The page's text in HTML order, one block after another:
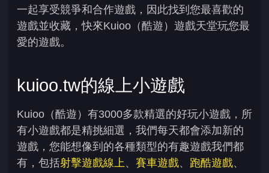
一起享受競爭和合作遊戲，因此找到您最喜歡的
遊戲並收藏，快來Kuioo（酷遊）遊戲天堂玩您最
愛的遊戲。
kuioo.tw的線上小遊戲
Kuioo（酷遊）有3000多款精選的好玩小遊戲，所
有小遊戲都是精挑細選，我們每天都會添加新的
遊戲，您能想像到的各種類型的有趣遊戲我們都
有，包括射擊遊戲線上、 賽車遊戲、 跑酷遊戲、